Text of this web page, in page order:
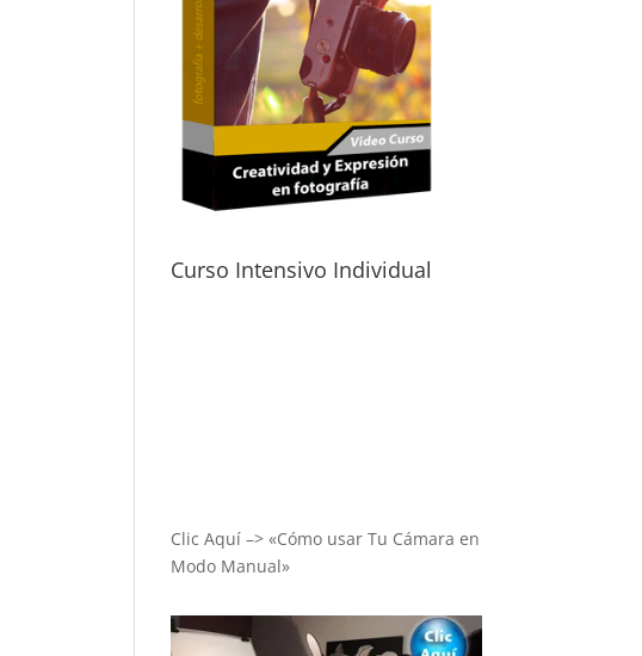
Curso Intensivo Individual
Clic Aquí –> «Cómo usar Tu Cámara en
Modo Manual»